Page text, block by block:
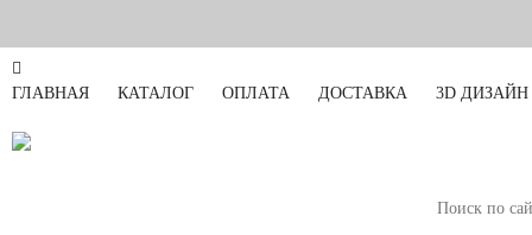
ГЛАВНАЯ КАТАЛОГ ОПЛАТА ДОСТАВКА 3D ДИЗАЙН